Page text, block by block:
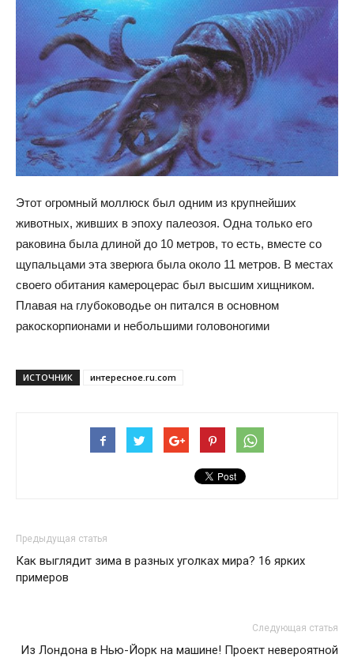
Этот огромный моллюск был одним из крупнейших
животных, живших в эпоху палеозоя. Одна только его
раковина была длиной до 10 метров, то есть, вместе со
щупальцами эта зверюга была около 11 метров. В местах
своего обитания камероцерас был высшим хищником.
Плавая на глубоководье он питался в основном
ракоскорпионами и небольшими головоногими
ИСТОЧНИК интересное.ru.com
Предыдущая статья
Как выглядит зима в разных уголках мира? 16 ярких
примеров
Следующая статья
Из Лондона в Нью-Йорк на машине! Проект невероятной